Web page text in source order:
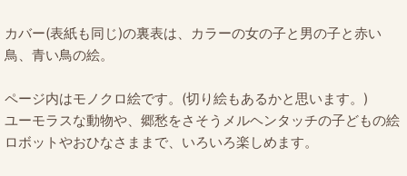
カバー(表紙も同じ)の裏表は、カラーの女の子と男の子と赤い
鳥、青い鳥の絵。
ページ内はモノクロ絵です。(切り絵もあるかと思います。)
ユーモラスな動物や、郷愁をさそうメルヘンタッチの子どもの絵
ロボットやおひなさままで、いろいろ楽しめます。